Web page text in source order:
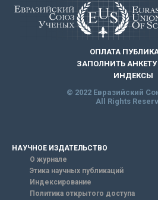
ОПЛАТА
ЗАПОЛНИТЬ
ИНДЕКСЫ
© 2022 Евразийский
All Rights
НАУЧНОЕ ИЗДАТЕЛЬСТВО
О журнале
Этика научных публикаций
Индексирование
Политика открытого доступа